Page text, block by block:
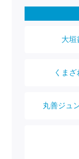
大垣
くま
丸善ジュ